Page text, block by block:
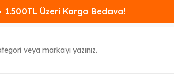
1.500TL Üzeri Kargo Bedava!